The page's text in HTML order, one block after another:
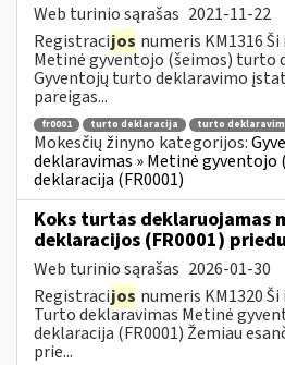
Web turinio sąrašas 2021-11-22
Registracijos numeris KM1316
Metinė gyventojo (šeimos) turto
Gyventojų turto deklaravimo
pareigas...
fr0001 turto deklaracija turto
Mokesčių žinyno kategorijos:
deklaravimas » Metinė
deklaracija (FR0001)
Koks turtas deklaruojamas
deklaracijos (FR0001)
Web turinio sąrašas 2026-01-30
Registracijos numeris KM1320
Turto deklaravimas Metinė
deklaracija (FR0001) Žemiau
prie...